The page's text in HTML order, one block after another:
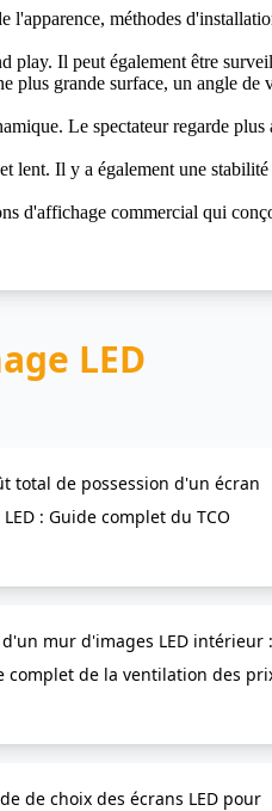
l'apparence, méthodes
play. Il peut également être
grande surface, un angle
Le spectateur regarde
Il y a également une
d'affichage commercial qui
LED
total de possession d'un écran
LED : Guide complet du TCO
mur d'images LED intérieur :
complet de la ventilation des
de choix des écrans LED pour